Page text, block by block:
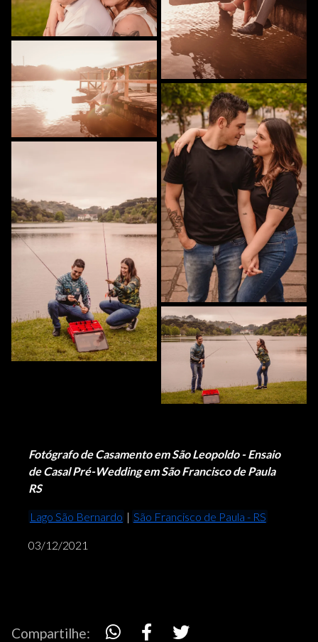
Fotógrafo de Casamento em São Leopoldo - Ensaio
de Casal Pré-Wedding em São Francisco de Paula
RS
Lago São Bernardo | São Francisco de Paula - RS
03/12/2021
Compartilhe: